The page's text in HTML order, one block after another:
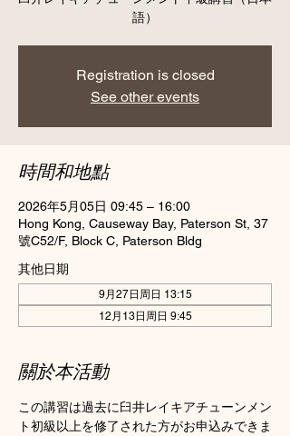
語）
Registration is closed
See other events
時間和地點
2026年5月05日 09:45 – 16:00
Hong Kong, Causeway Bay, Paterson St, 37
號C52/F, Block C, Paterson Bldg
其他日期
9月27日周日 13:15
12月13日周日 9:45
關於本活動
この講習は過去に臼井レイキアチューンメン
ト初級以上を修了された方がお申込みできま